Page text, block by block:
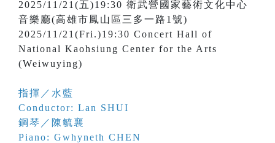
2025/11/21(五)19:30 衛武營國家藝術文化中心
音樂廳(高雄市鳳山區三多一路1號)
2025/11/21(Fri.)19:30 Concert Hall of
National Kaohsiung Center for the Arts
(Weiwuying)
指揮／水藍
Conductor: Lan SHUI
鋼琴／陳毓襄
Piano: Gwhyneth CHEN